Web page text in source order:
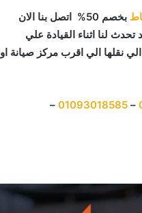
بخصم 50% اتصل بنا الان
لنا اثناء القيادة علي
نقلها الي اقرب مركز صيانة او
–
01093018585
–